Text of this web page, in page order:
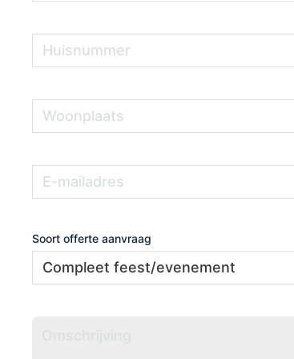
mailadres
Soort offerte aanvraag